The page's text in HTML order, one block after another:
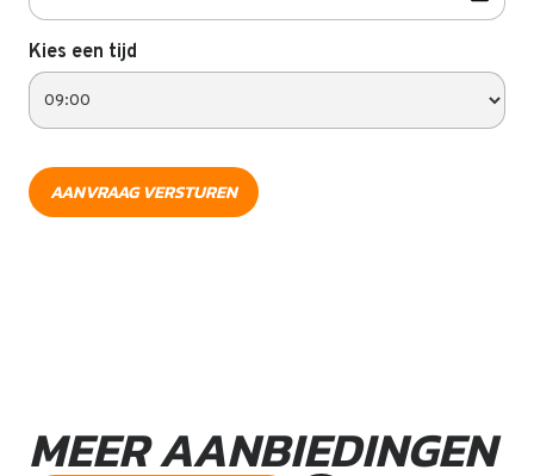
Kies een tijd
MEER AANBIEDINGEN